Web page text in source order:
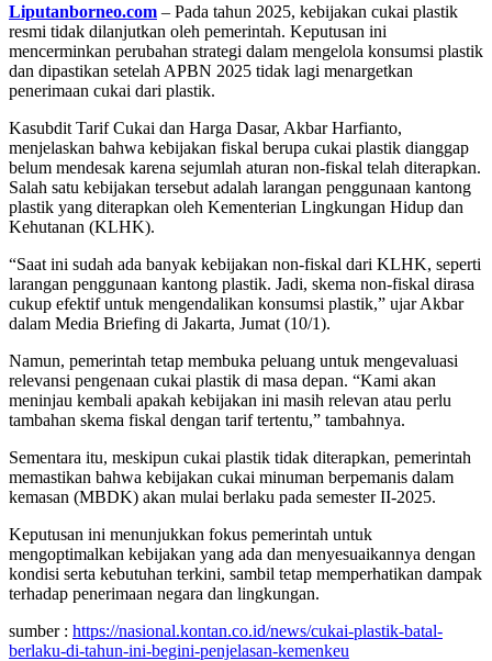
Liputanborneo.com – Pada tahun 2025, kebijakan cukai plastik
resmi tidak dilanjutkan oleh pemerintah. Keputusan ini
mencerminkan perubahan strategi dalam mengelola konsumsi plastik
dan dipastikan setelah APBN 2025 tidak lagi menargetkan
penerimaan cukai dari plastik.
Kasubdit Tarif Cukai dan Harga Dasar, Akbar Harfianto,
menjelaskan bahwa kebijakan fiskal berupa cukai plastik dianggap
belum mendesak karena sejumlah aturan non-fiskal telah diterapkan.
Salah satu kebijakan tersebut adalah larangan penggunaan kantong
plastik yang diterapkan oleh Kementerian Lingkungan Hidup dan
Kehutanan (KLHK).
“Saat ini sudah ada banyak kebijakan non-fiskal dari KLHK, seperti
larangan penggunaan kantong plastik. Jadi, skema non-fiskal dirasa
cukup efektif untuk mengendalikan konsumsi plastik,” ujar Akbar
dalam Media Briefing di Jakarta, Jumat (10/1).
Namun, pemerintah tetap membuka peluang untuk mengevaluasi
relevansi pengenaan cukai plastik di masa depan. “Kami akan
meninjau kembali apakah kebijakan ini masih relevan atau perlu
tambahan skema fiskal dengan tarif tertentu,” tambahnya.
Sementara itu, meskipun cukai plastik tidak diterapkan, pemerintah
memastikan bahwa kebijakan cukai minuman berpemanis dalam
kemasan (MBDK) akan mulai berlaku pada semester II-2025.
Keputusan ini menunjukkan fokus pemerintah untuk
mengoptimalkan kebijakan yang ada dan menyesuaikannya dengan
kondisi serta kebutuhan terkini, sambil tetap memperhatikan dampak
terhadap penerimaan negara dan lingkungan.
sumber : https://nasional.kontan.co.id/news/cukai-plastik-batal-
berlaku-di-tahun-ini-begini-penjelasan-kemenkeu